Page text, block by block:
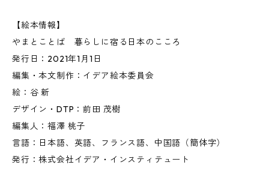
【絵本情報】
やまとことば 暮らしに宿る日本のこころ
発行日：2021年1月1日
編集・本文制作：イデア絵本委員会
絵：谷 新
デザイン・DTP：前田 茂樹
編集人：福澤 桃子
言語：日本語、英語、フランス語、中国語（簡体字）
発行：株式会社イデア・インスティテュート